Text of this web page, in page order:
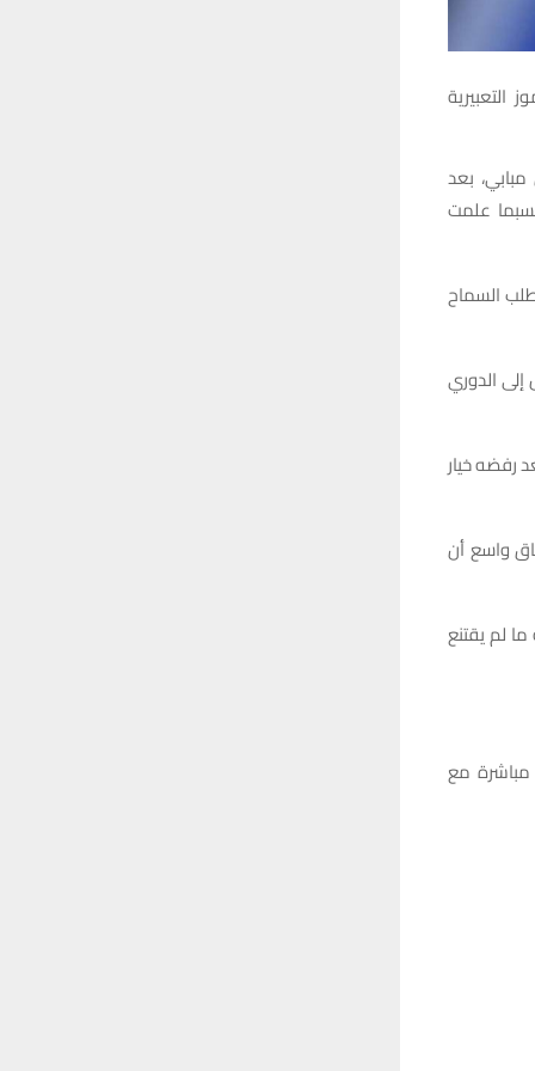
بعد
2022 إلى صفوفه، حسبما علمت
صريحا، وطلب السماح
إلى الدوري
بعد رفضه خيار
واسع أن
لم يقتنع
مباشرة مع